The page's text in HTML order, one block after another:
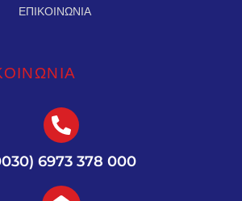
ΕΠΙΚΟΙΝΩΝΙΑ
6973 378 000